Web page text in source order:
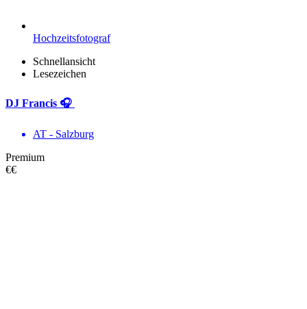
Hochzeitsfotograf
Schnellansicht
Lesezeichen
DJ Francis 🎧
AT - Salzburg
Premium
€€